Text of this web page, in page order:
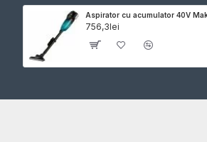
756,3lei